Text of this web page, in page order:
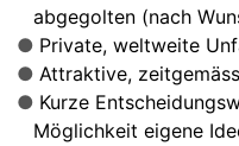
abgegolten (nach
Private, weltweite
Attraktive,
Kurze
Möglichkeit eigene